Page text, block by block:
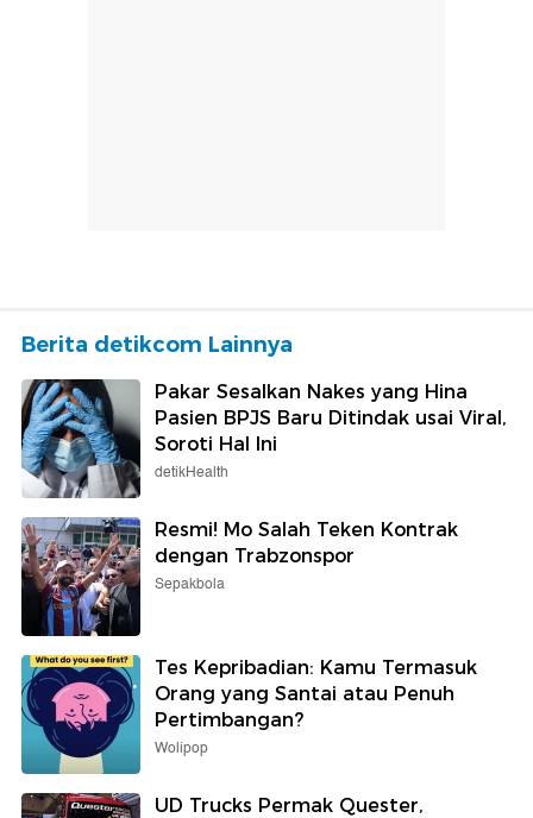
Berita detikcom Lainnya
Pakar Sesalkan Nakes yang Hina
Pasien BPJS Baru Ditindak usai Viral,
Soroti Hal Ini
detikHealth
Resmi! Mo Salah Teken Kontrak
dengan Trabzonspor
Sepakbola
Tes Kepribadian: Kamu Termasuk
Orang yang Santai atau Penuh
Pertimbangan?
Wolipop
UD Trucks Permak Quester,